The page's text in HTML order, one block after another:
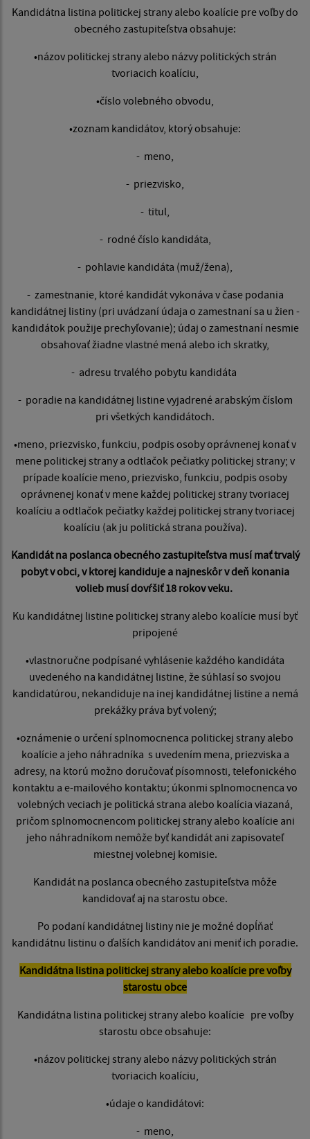
Kandidátna listina politickej strany alebo koalície pre voľby do
obecného zastupiteľstva obsahuje:
•názov politickej strany alebo názvy politických strán
tvoriacich koalíciu,
•číslo volebného obvodu,
•zoznam kandidátov, ktorý obsahuje:
- meno,
- priezvisko,
- titul,
- rodné číslo kandidáta,
- pohlavie kandidáta (muž/žena),
- zamestnanie, ktoré kandidát vykonáva v čase podania
kandidátnej listiny (pri uvádzaní údaja o zamestnaní sa u žien -
kandidátok použije prechyľovanie); údaj o zamestnaní nesmie
obsahovať žiadne vlastné mená alebo ich skratky,
- adresu trvalého pobytu kandidáta
- poradie na kandidátnej listine vyjadrené arabským číslom
pri všetkých kandidátoch.
•meno, priezvisko, funkciu, podpis osoby oprávnenej konať v
mene politickej strany a odtlačok pečiatky politickej strany; v
prípade koalície meno, priezvisko, funkciu, podpis osoby
oprávnenej konať v mene každej politickej strany tvoriacej
koalíciu a odtlačok pečiatky každej politickej strany tvoriacej
koalíciu (ak ju politická strana používa).
Kandidát na poslanca obecného zastupiteľstva musí mať trvalý
pobyt v obci, v ktorej kandiduje a najneskôr v deň konania
volieb musí dovŕšiť 18 rokov veku.
Ku kandidátnej listine politickej strany alebo koalície musí byť
pripojené
•vlastnoručne podpísané vyhlásenie každého kandidáta
uvedeného na kandidátnej listine, že súhlasí so svojou
kandidatúrou, nekandiduje na inej kandidátnej listine a nemá
prekážky práva byť volený;
•oznámenie o určení splnomocnenca politickej strany alebo
koalície a jeho náhradníka s uvedením mena, priezviska a
adresy, na ktorú možno doručovať písomnosti, telefonického
kontaktu a e-mailového kontaktu; úkonmi splnomocnenca vo
volebných veciach je politická strana alebo koalícia viazaná,
pričom splnomocnencom politickej strany alebo koalície ani
jeho náhradníkom nemôže byť kandidát ani zapisovateľ
miestnej volebnej komisie.
Kandidát na poslanca obecného zastupiteľstva môže
kandidovať aj na starostu obce.
Po podaní kandidátnej listiny nie je možné dopĺňať
kandidátnu listinu o ďalších kandidátov ani meniť ich poradie.
Kandidátna listina politickej strany alebo koalície pre voľby
starostu obce
Kandidátna listina politickej strany alebo koalície pre voľby
starostu obce obsahuje:
•názov politickej strany alebo názvy politických strán
tvoriacich koalíciu,
•údaje o kandidátovi:
- meno,